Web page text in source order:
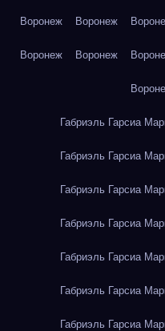
Воронеж Воронеж
Воронеж Воронеж
Габриэль Гарсиа
Габриэль Гарсиа
Габриэль Гарсиа
Габриэль Гарсиа
Габриэль Гарсиа
Габриэль Гарсиа
Габриэль Гарсиа